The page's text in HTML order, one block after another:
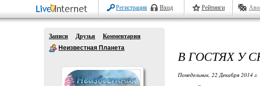
Регистрация Вход Рейтинги
Записи Друзья
Комментарии
Неизвестная Планета
В ГОСТЯХ У
Понедельник, 22 Декабря 2014